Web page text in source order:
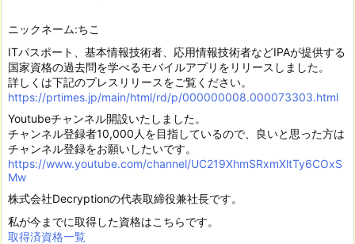
ニックネーム:ちこ
ITパスポート、基本情報技術者、応用情報技術者などIPAが提供する
国家資格の過去問を学べるモバイルアプリをリリースしました。
詳しくは下記のプレスリリースをご覧ください。
https://prtimes.jp/main/html/rd/p/000000008.000073303.html
Youtubeチャンネル開設いたしました。
チャンネル登録者10,000人を目指しているので、良いと思った方は
チャンネル登録をお願いしたいです。
https://www.youtube.com/channel/UC219XhmSRxmXltTy6COxS
Mw
株式会社Decryptionの代表取締役兼社長です。
私が今までに取得した資格はこちらです。
取得済資格一覧